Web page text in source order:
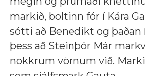
markið, boltinn fór í Kára
sótti að Benedikt og þaðan
þess að Steinþór Már
nokkrum vörnum við.